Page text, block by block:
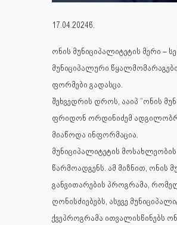
17.04.2024წ.
ონის მუნიციპალიტეტის მერი
მუნიციპალური
ფორმები გადასცა.
შეხვედრის დროს, ააიპ “ონის
ფრიდონ ორდინიძემ
მიაწოდა ინფორმაცია.
მუნიციპალიტეტის
წარმოადგენს. ამ მიზნით, ონის
განვითარების პროგრამა,
ღონისძიებებს, ასევე
ქვეპროგრამა ითვალისწინებს